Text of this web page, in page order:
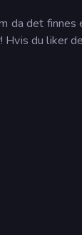
da det finnes
Hvis du liker